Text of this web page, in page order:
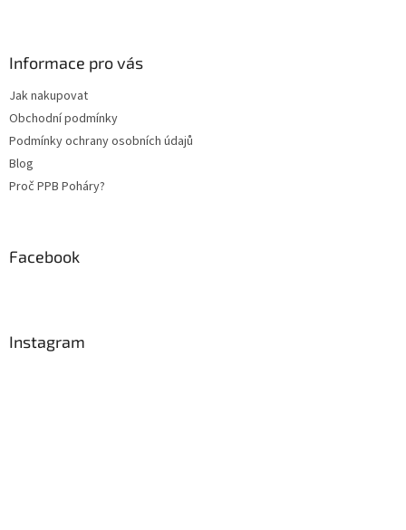
Informace pro vás
Jak nakupovat
Obchodní podmínky
Podmínky ochrany osobních údajů
Blog
Proč PPB Poháry?
Facebook
Instagram